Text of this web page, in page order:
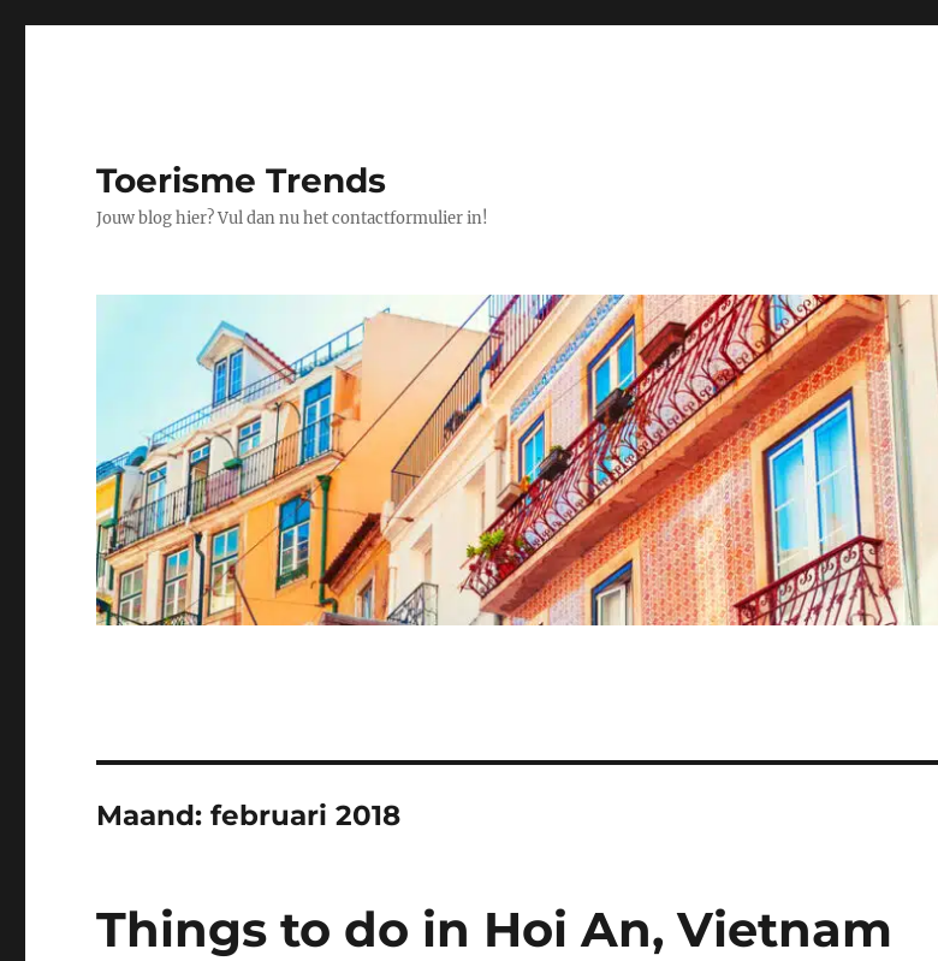
Toerisme Trends
Jouw blog hier? Vul dan nu het contactformulier in!
Maand:februari 2018
Things to do in Hoi An, Vietnam